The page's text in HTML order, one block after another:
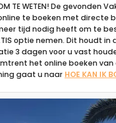
OM TE WETEN! De gevonden
te boeken met directe
tijd nodig heeft om te
optie nemen. Dit houdt in
3 dagen voor u vast
het online boeken van
gaat u naar HOE KAN IK